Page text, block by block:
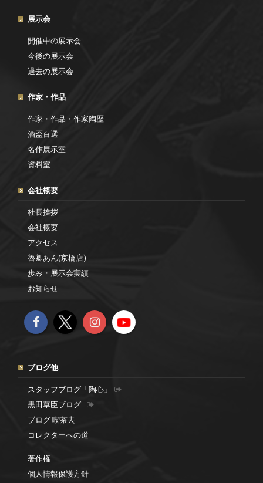
展示会
開催中の展示会
今後の展示会
過去の展示会
作家・作品
作家・作品・作家陶歴
酒盃百選
名作展示室
資料室
会社概要
社長挨拶
会社概要
アクセス
魯卿あん(京橋店)
歩み・展示会実績
お知らせ
ブログ他
スタッフブログ「陶心」
黒田草臣ブログ
ブログ 喫茶去
コレクターへの道
著作権
個人情報保護方針